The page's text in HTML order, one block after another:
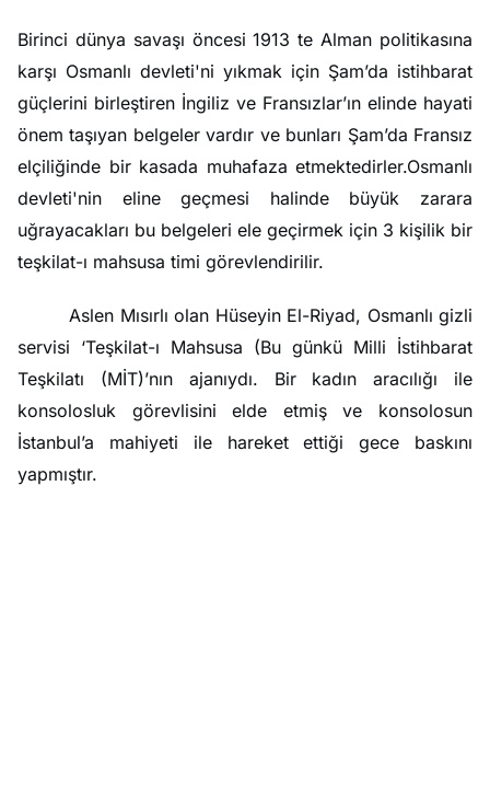
Birinci dünya savaşı öncesi 1913 te Alman politikasına
karşı Osmanlı devleti'ni yıkmak için Şam’da istihbarat
güçlerini birleştiren İngiliz ve Fransızlar’ın elinde hayati
önem taşıyan belgeler vardır ve bunları Şam’da Fransız
elçiliğinde bir kasada muhafaza etmektedirler.Osmanlı
devleti'nin eline geçmesi halinde büyük zarara
uğrayacakları bu belgeleri ele geçirmek için 3 kişilik bir
teşkilat-ı mahsusa timi görevlendirilir.
Aslen Mısırlı olan Hüseyin El-Riyad, Osmanlı gizli
servisi ‘Teşkilat-ı Mahsusa (Bu günkü Milli İstihbarat
Teşkilatı (MİT)’nın ajanıydı. Bir kadın aracılığı ile
konsolosluk görevlisini elde etmiş ve konsolosun
İstanbul’a mahiyeti ile hareket ettiği gece baskını
yapmıştır.